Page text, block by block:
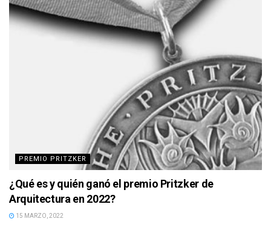
PREMIO PRITZKER
¿Qué es y quién ganó el premio Pritzker de
Arquitectura en 2022?
15 MARZO, 2022